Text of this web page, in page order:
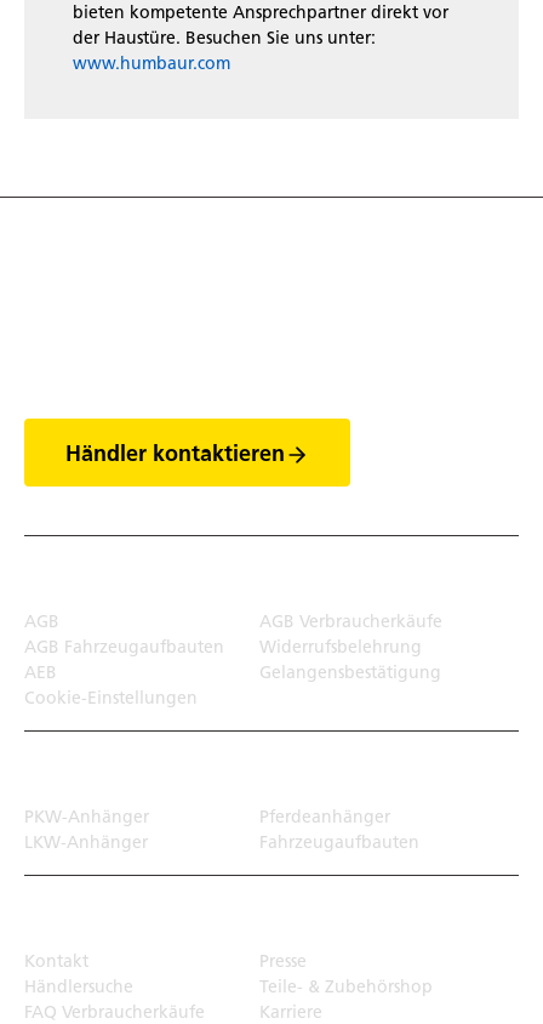
bieten kompetente Ansprechpartner direkt vor
der Haustüre. Besuchen Sie uns unter:
www.humbaur.com
Händler kontaktieren
AGB
AGB Verbraucherkäufe
AGB Fahrzeugaufbauten
Widerrufsbelehrung
AEB
Gelangensbestätigung
Cookie-Einstellungen
PKW-Anhänger
Pferdeanhänger
LKW-Anhänger
Fahrzeugaufbauten
Kontakt
Presse
Händlersuche
Teile- & Zubehörshop
FAQ Verbraucherkäufe
Karriere